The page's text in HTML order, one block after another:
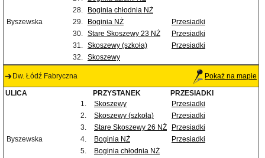
28.
Boginia chłodnia NŻ
Byszewska
29. Boginia NŻ
Przesiadki
30. Stare Skoszewy 23 NŻ
Przesiadki
31. Skoszewy (szkoła)
Przesiadki
32. Skoszewy
Dw. Łódź Fabryczna Pokaż na mapie
ULICA PRZYSTANEK
PRZESIADKI
1.
Skoszewy
Przesiadki
2.
Skoszewy (szkoła)
Przesiadki
3.
Stare Skoszewy 26 NŻ
Przesiadki
Byszewska
4. Boginia NŻ
Przesiadki
5.
Boginia chłodnia NŻ